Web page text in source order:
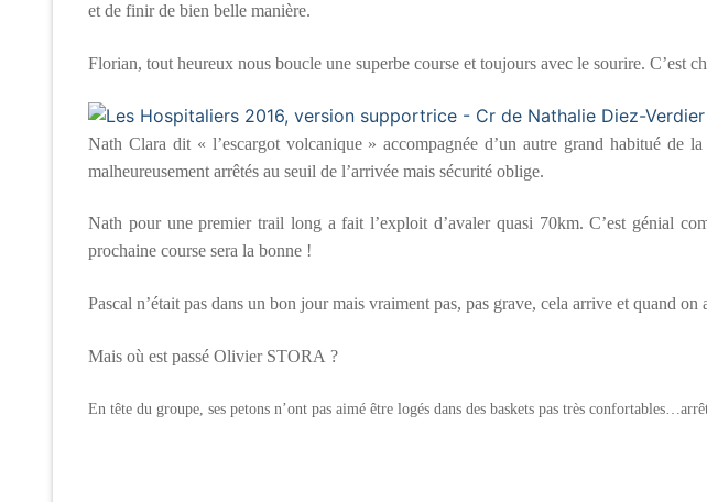
et de finir de bien belle manière.
Florian, tout heureux nous boucle une superbe course et toujours avec le sourire. C’est
Nath Clara dit « l’escargot volcanique » accompagnée d’un autre grand habitué de
malheureusement arrêtés au seuil de l’arrivée mais sécurité oblige.
Nath pour une premier trail long a fait l’exploit d’avaler quasi 70km. C’est génial
prochaine course sera la bonne !
Pascal n’était pas dans un bon jour mais vraiment pas, pas grave, cela arrive et quand on
Mais où est passé Olivier STORA ?
En tête du groupe, ses petons n’ont pas aimé être logés dans des baskets pas très